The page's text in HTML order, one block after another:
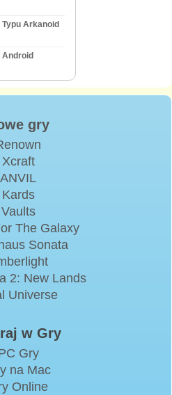
Typu Arkanoid
Android
gry
Xcraft
ANVIL
Kards
Vaults
The Galaxy
Sonata
2: New Lands
Universe
w Gry
Gry
na Mac
Online